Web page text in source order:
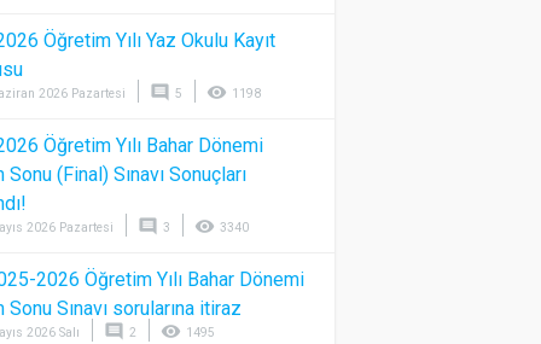
Öğretim Yılı Yaz Okulu Kayıt
2026 Pazartesi comment 5 visibility 1198
Öğretim Yılı Bahar Dönemi
Sonu (Final) Sınavı Sonuçları
2026 Pazartesi comment 3 visibility 3340
2026 Öğretim Yılı Bahar Dönemi
Sonu Sınavı sorularına itiraz
2026 Salı comment 2 visibility 1495